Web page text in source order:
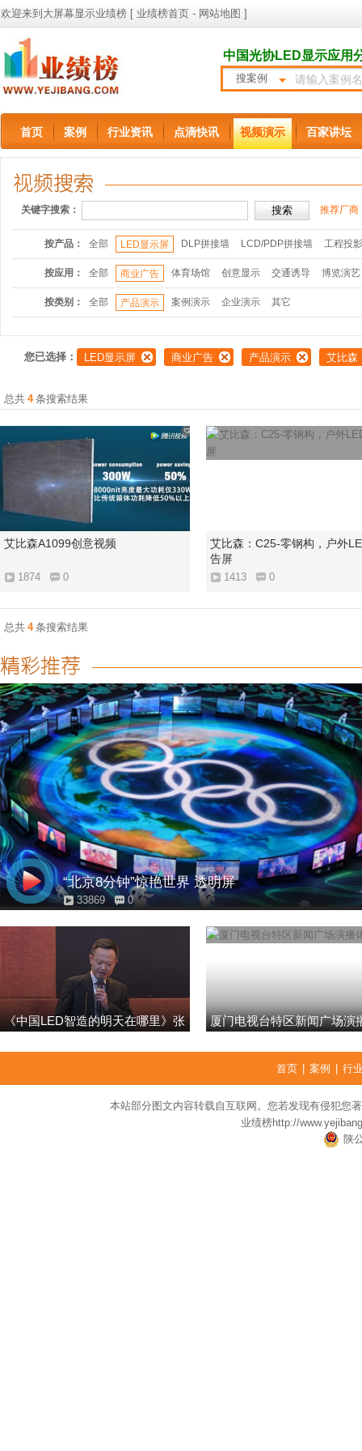
欢迎来到大屏幕显示业绩榜 [ 业绩榜首页 - 网站地图 ]
中国光协LED显示应用
搜案例
首页 案例 行业资讯 点滴快讯 视频演示 百家讲坛
关键字搜索： 推荐厂商
按产品： 全部 LED显示屏 DLP拼接墙 LCD/PDP拼接墙 工程投
按应用： 全部 商业广告 体育场馆 创意显示 交通诱导 博览演艺
按类别： 全部 产品演示 案例演示 企业演示 其它
您已选择： LED显示屏 商业广告 产品演示 艾比森
总共 4 条搜索结果
艾比森A1099创意视频
1874 0
艾比森：C25-零钢构，户外
告屏
1413 0
总共 4 条搜索结果
“北京8分钟”惊艳世界 透明屏
33869 0
《中国LED智造的明天在哪里》张
厦门电视台特区新闻广场演
首页 案例 行
本站部分图文内容转载自互联网。您若发现有侵犯您
业绩榜http://
陕